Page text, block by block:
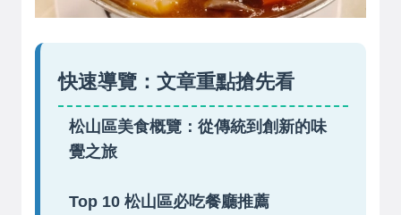
快速導覽：文章重點搶先看
松山區美食概覽：從傳統到創新的味
覺之旅
Top 10 松山區必吃餐廳推薦